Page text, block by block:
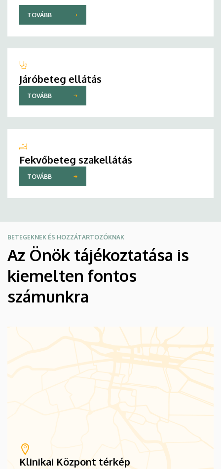
TOVÁBB
Járóbeteg ellátás
TOVÁBB
Fekvőbeteg szakellátás
TOVÁBB
BETEGEKNEK ÉS HOZZÁTARTOZÓKNAK
Az Önök tájékoztatása is
kiemelten fontos
számunkra
Klinikai Központ térkép